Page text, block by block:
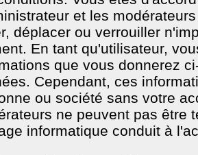
et les
déplacer ou verrouiller
En tant qu'utilisateur,
que vous donnerez
Cependant, ces
ou société sans votre
ne peuvent pas être
informatique conduit à